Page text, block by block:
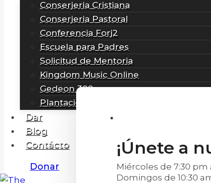
Conserjeria Cristiana
Conserjeria Pastoral
Conferencia Forj2
Escuela para Padres
Solicitud de Mentoria​
Kingdom Music Online
Gedeon 300
Plantacion de Iglesias
Dar
Blog
Contácto
Donar
¡Únete a
Miércoles de 7:30 pm
Domingos de 10:30